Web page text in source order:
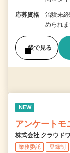
応募資格
治験未
められま
後で見る
NEW
アンケートモ
株式会社 クラウド
業務委託 登録制